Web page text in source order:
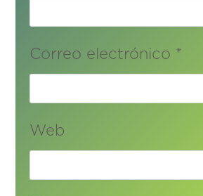
Correo electrónico *
Web